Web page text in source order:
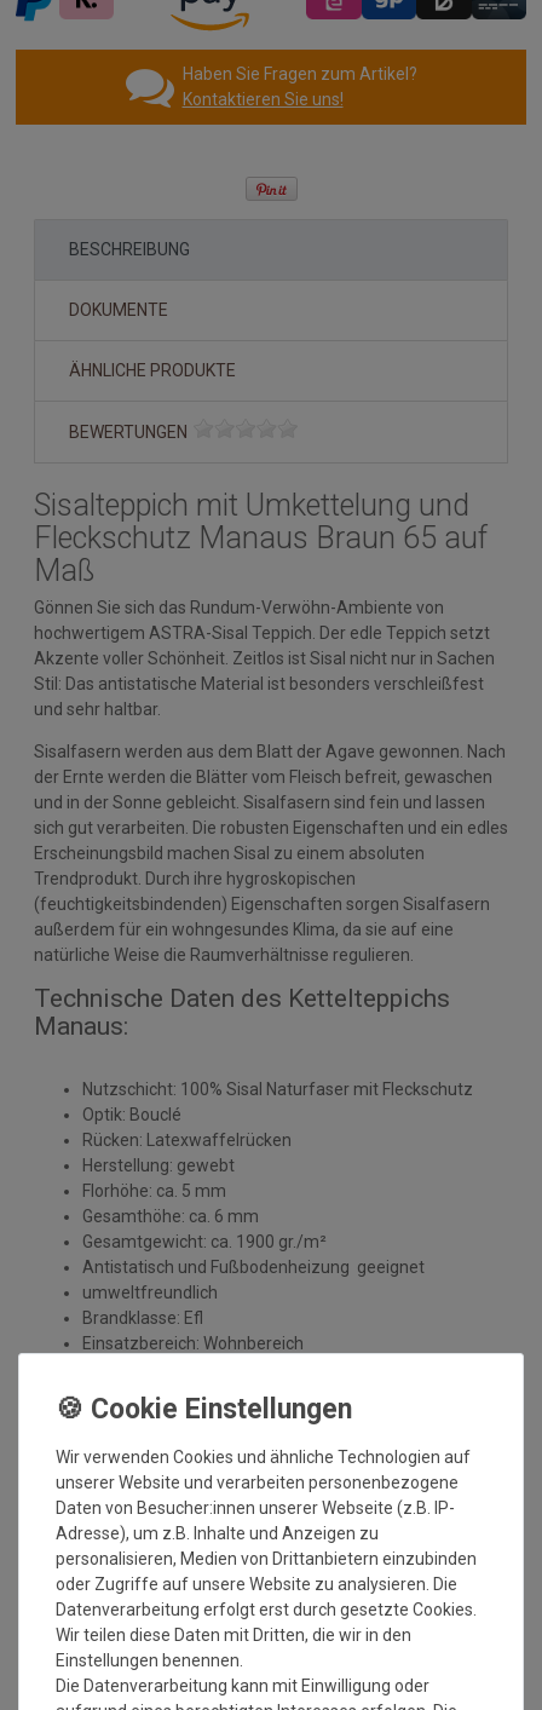
Haben Sie Fragen zum Artikel?
Kontaktieren Sie uns!
BESCHREIBUNG
DOKUMENTE
ÄHNLICHE PRODUKTE
BEWERTUNGEN
Sisalteppich mit Umkettelung und
Fleckschutz Manaus Braun 65 auf
Maß
Gönnen Sie sich das Rundum-Verwöhn-Ambiente von
hochwertigem ASTRA-Sisal Teppich. Der edle Teppich setzt
Akzente voller Schönheit. Zeitlos ist Sisal nicht nur in Sachen
Stil: Das antistatische Material ist besonders verschleißfest
und sehr haltbar.
Sisalfasern werden aus dem Blatt der Agave gewonnen. Nach
der Ernte werden die Blätter vom Fleisch befreit, gewaschen
und in der Sonne gebleicht. Sisalfasern sind fein und lassen
sich gut verarbeiten. Die robusten Eigenschaften und ein edles
Erscheinungsbild machen Sisal zu einem absoluten
Trendprodukt. Durch ihre hygroskopischen
(feuchtigkeitsbindenden) Eigenschaften sorgen Sisalfasern
außerdem für ein wohngesundes Klima, da sie auf eine
natürliche Weise die Raumverhältnisse regulieren.
Technische Daten des Kettelteppichs
Manaus:
Nutzschicht: 100% Sisal Naturfaser mit Fleckschutz
Optik: Bouclé
Rücken: Latexwaffelrücken
Herstellung: gewebt
Florhöhe: ca. 5 mm
Gesamthöhe: ca. 6 mm
Gesamtgewicht: ca. 1900 gr./m²
Antistatisch und Fußbodenheizung geeignet
umweltfreundlich
Brandklasse: Efl
Einsatzbereich: Wohnbereich
Maximales Bestellmaß: 950x490 cm
AstraCare Fleckenschutz:
Inhaltsstoff des Fleckenschutzes: Imprägnierung mit
Fluorcarbonharz
Reduktion der Fleckempfindlichkeit
Einfaches Abtupfen von Flüssigkeiten
Speichelfest
dünstet nicht aus
gesundheitliche Unbedenklichkeit geprüft und
Wir verwenden Cookies und ähnliche Technologien auf
unserer Website und verarbeiten personenbezogene
Daten von Besucher:innen unserer Webseite (z.B. IP-
Adresse), um z.B. Inhalte und Anzeigen zu
personalisieren, Medien von Drittanbietern einzubinden
oder Zugriffe auf unsere Website zu analysieren. Die
Datenverarbeitung erfolgt erst durch gesetzte Cookies.
Wir teilen diese Daten mit Dritten, die wir in den
Einstellungen benennen.
Die Datenverarbeitung kann mit Einwilligung oder